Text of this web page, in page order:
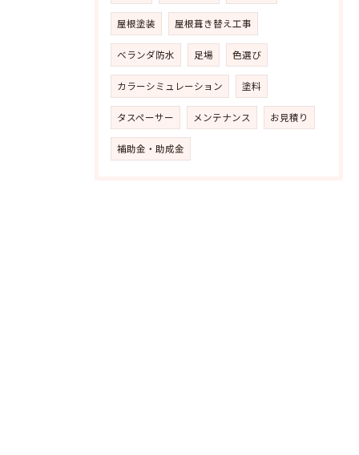
屋根塗装 屋根葺き替え工事
ベランダ防水 足場 色選び
カラーシミュレーション 塗料
タスペーサー メンテナンス お見積り
補助金・助成金